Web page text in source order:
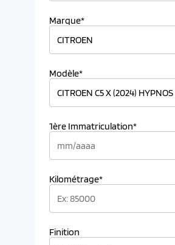
Marque*
Modèle*
1ère Immatriculation*
Kilométrage*
Finition